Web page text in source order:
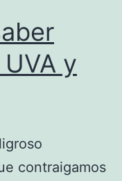
y
contraigamos